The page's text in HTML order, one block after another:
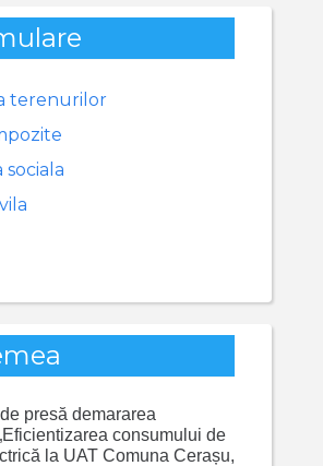
terenurilor
sociala
presă demararea
consumului de
la UAT Comuna Cerașu,